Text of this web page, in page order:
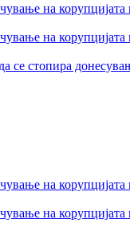
на
на
стопира
на
на